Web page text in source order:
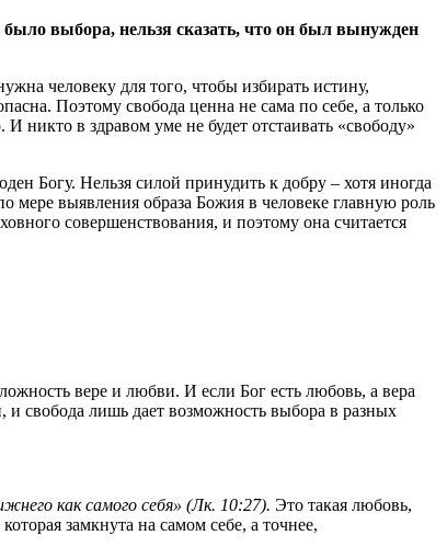
было выбора, нельзя сказать, что он был вынужден
человеку для того, чтобы избирать истину,
Поэтому свобода ценна не сама по себе, а только
никто в здравом уме не будет отстаивать «свободу»
Богу. Нельзя силой принудить к добру – хотя иногда
мере выявления образа Божия в человеке главную роль
совершенствования, и поэтому она считается
вере и любви. И если Бог есть любовь, а вера
и свобода лишь дает возможность выбора в разных
как самого себя» (Лк. 10:27). Это такая любовь,
замкнута на самом себе, а точнее,